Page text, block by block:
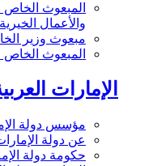
المبعوث الخاص
والأعمال الخيرية
مبعوث وزير
المبعوث الخاص
الإمارات
مؤسس دولة
عن دولة
حكومة دولة